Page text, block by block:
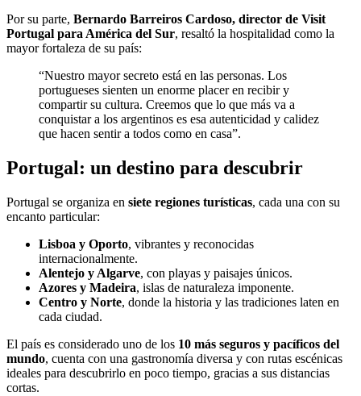
Por su parte, Bernardo Barreiros Cardoso, director de Visit
Portugal para América del Sur, resaltó la hospitalidad como la
mayor fortaleza de su país:
“Nuestro mayor secreto está en las personas. Los
portugueses sienten un enorme placer en recibir y
compartir su cultura. Creemos que lo que más va a
conquistar a los argentinos es esa autenticidad y calidez
que hacen sentir a todos como en casa”.
Portugal: un destino para descubrir
Portugal se organiza en siete regiones turísticas, cada una con su
encanto particular:
Lisboa y Oporto, vibrantes y reconocidas
internacionalmente.
Alentejo y Algarve, con playas y paisajes únicos.
Azores y Madeira, islas de naturaleza imponente.
Centro y Norte, donde la historia y las tradiciones laten en
cada ciudad.
El país es considerado uno de los 10 más seguros y pacíficos del
mundo, cuenta con una gastronomía diversa y con rutas escénicas
ideales para descubrirlo en poco tiempo, gracias a sus distancias
cortas.